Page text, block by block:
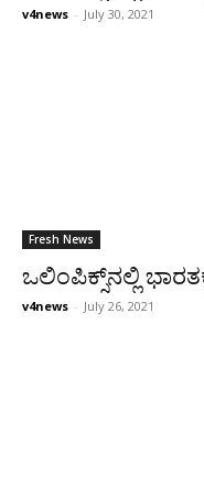
v4news - July 30, 2021
Fresh News
ಒಲಿಂಪಿಕ್ಸ್‌ನಲ್ಲಿ
v4news - July 26, 2021